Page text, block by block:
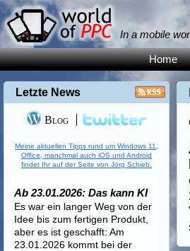
In a mobile
Home
Letzte News
Blog
Meine aktuellen Tipps rund um Windows 11,
Office, manchmal auch iOS und Android
findet Ihr auf der Seite von Jörg Schieb.
Ab 23.01.2026: Das kann KI
Es war ein langer Weg von der
Idee bis zum fertigen Produkt,
aber es ist geschafft: Am
23.01.2026 kommt bei der